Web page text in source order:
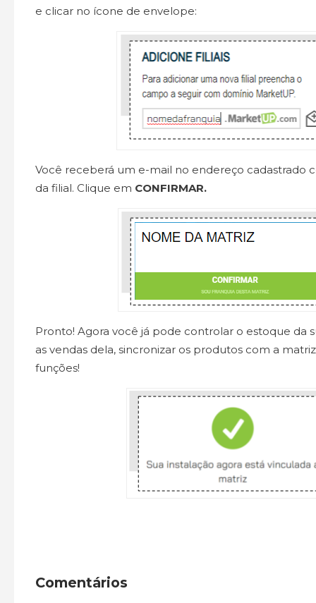
e clicar no ícone de envelope:
Você receberá um e-mail no endereço cadastrado
da filial. Clique em CONFIRMAR.
Pronto! Agora você já pode controlar o estoque da
as vendas dela, sincronizar os produtos com a
funções!
Comentários